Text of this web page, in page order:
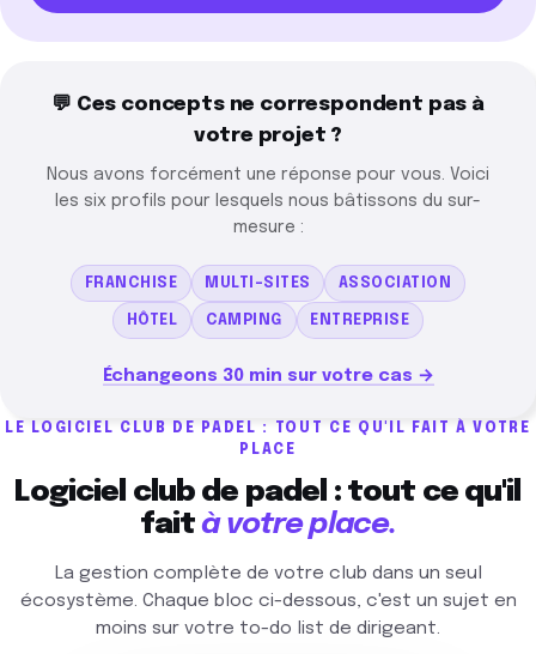
💬 Ces concepts ne correspondent pas à
votre projet ?
Nous avons forcément une réponse pour vous. Voici
les six profils pour lesquels nous bâtissons du sur-
mesure :
FRANCHISE MULTI-SITES ASSOCIATION
HÔTEL CAMPING ENTREPRISE
Échangeons 30 min sur votre cas →
LE LOGICIEL CLUB DE PADEL : TOUT CE QU'IL FAIT À VOTRE
PLACE
Logiciel club de padel : tout ce qu'il
faità votre place.
La gestion complète de votre club dans un seul
écosystème. Chaque bloc ci-dessous, c'est un sujet en
moins sur votre to-do list de dirigeant.